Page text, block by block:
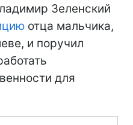
Зеленский
отца мальчика,
и поручил
для